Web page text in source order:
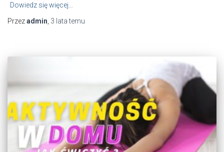
Dowiedz się więcej…
Przezadmin 3 latatemu